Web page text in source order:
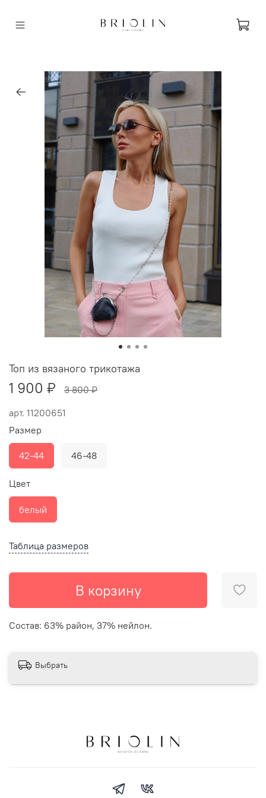
арт. 11200651
Топ из вязаного трикотажа
1 900 ₽ 3 800 ₽
Таблица размеров
В корзину
Размер
42-44 46-48
Цвет
белый
Состав: 63% район, 37% нейлон.
Выбрать